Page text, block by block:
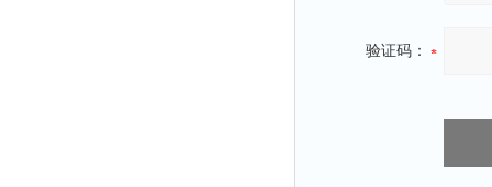
验证码：